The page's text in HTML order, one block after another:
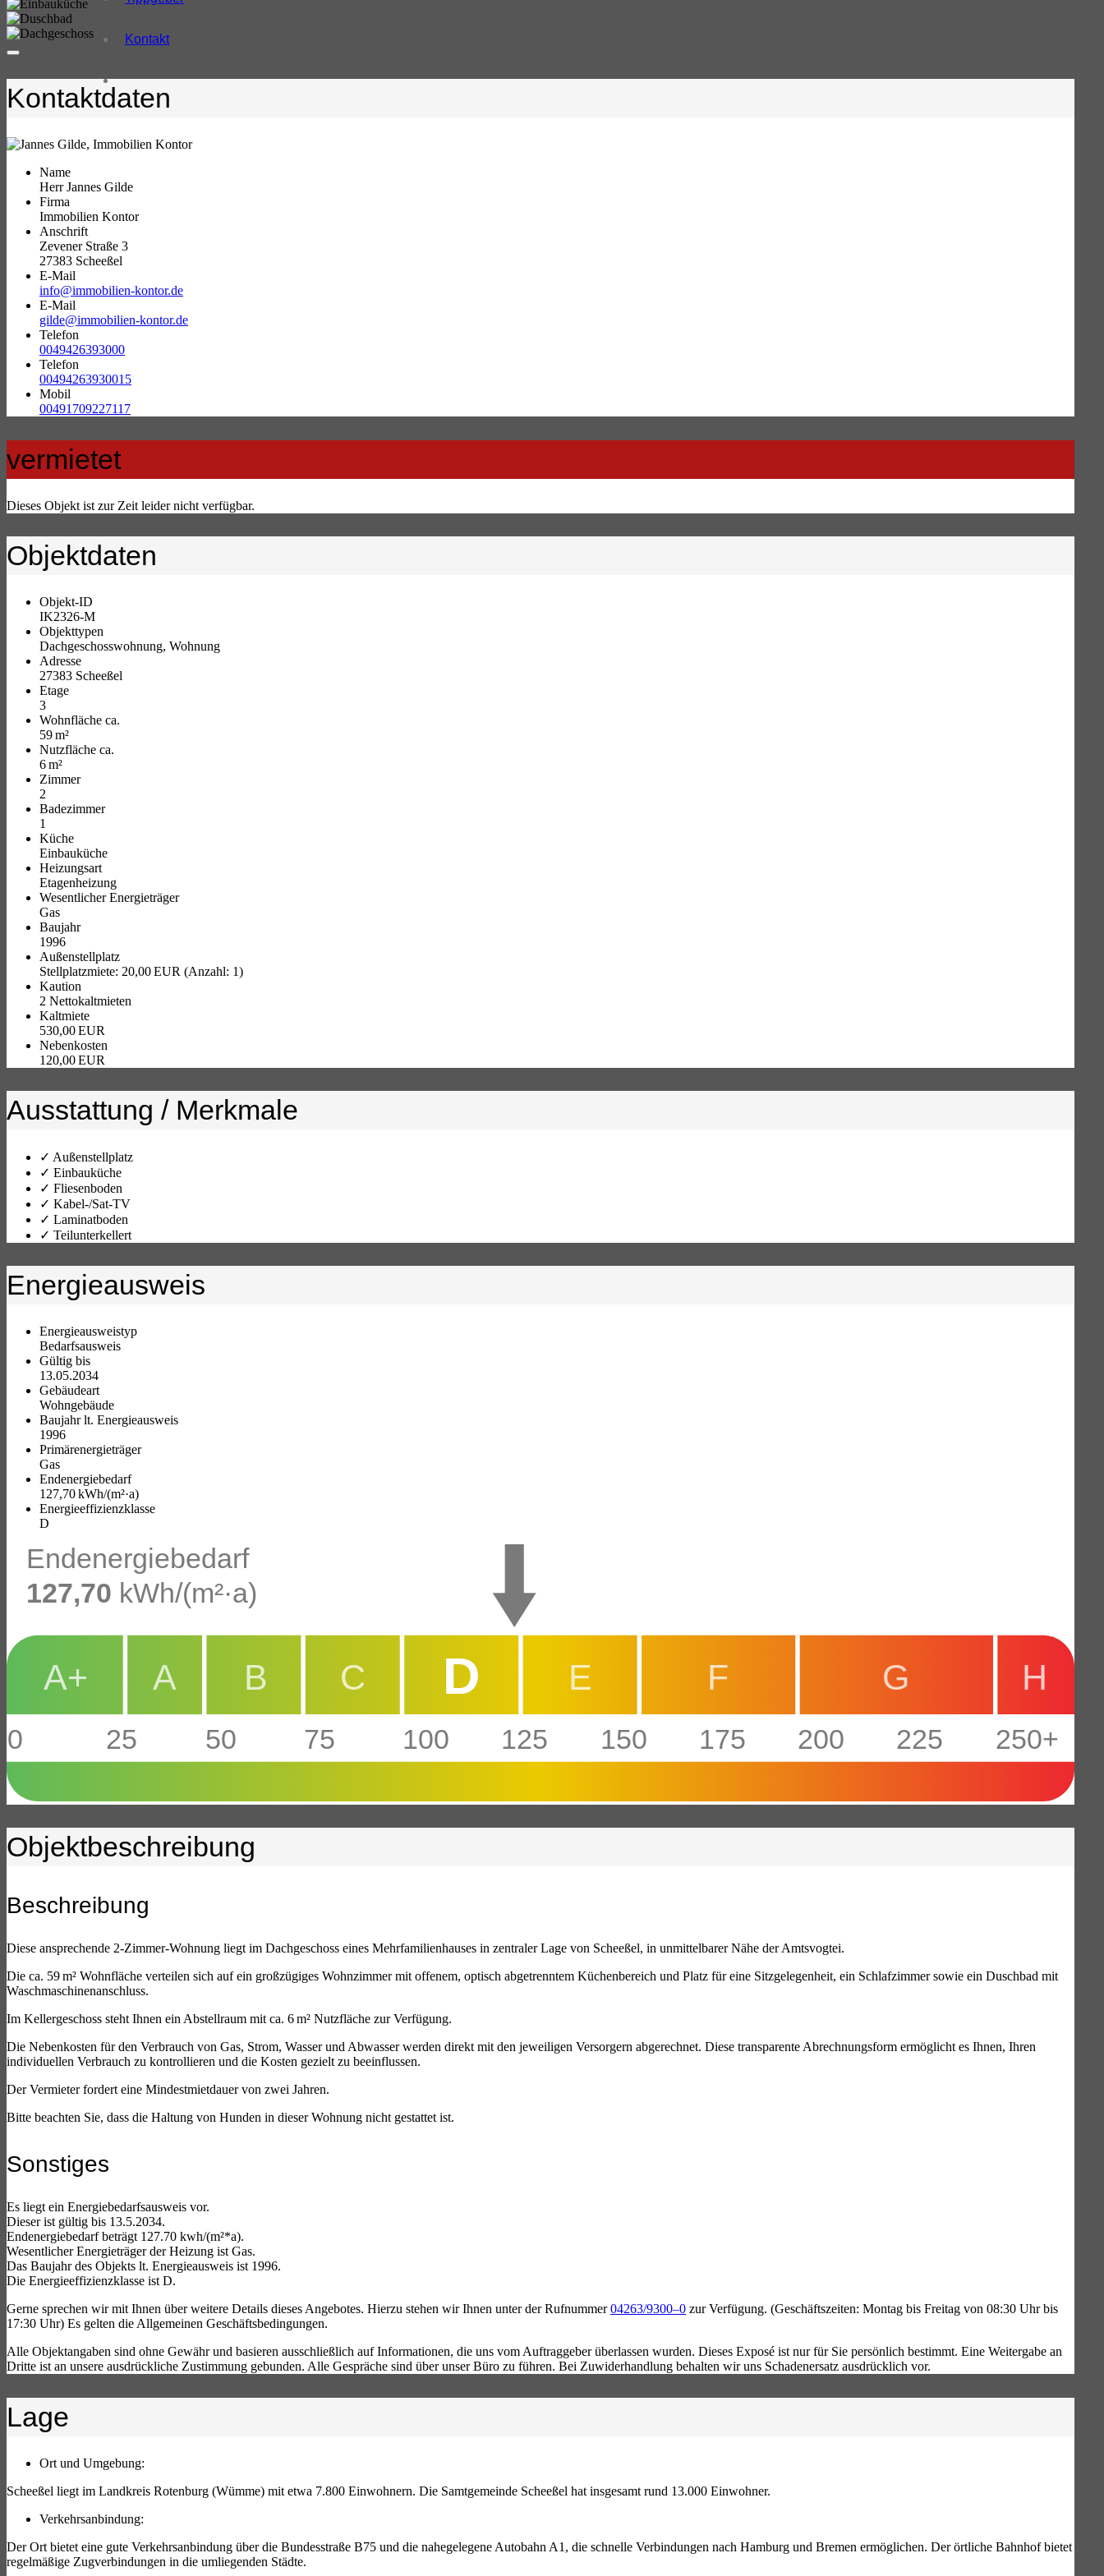
Kontakt
Kontaktdaten
Name
Herr Jannes Gilde
Firma
Immobilien Kontor
Anschrift
Zevener Straße 3
27383 Scheeßel
E-Mail
info@immobilien-kontor.de
E-Mail
gilde@immobilien-kontor.de
Telefon
0049426393000
Telefon
00494263930015
Mobil
00491709227117
vermietet
Dieses Objekt ist zur Zeit leider nicht verfügbar.
Objektdaten
Objekt-ID
IK2326-M
Objekttypen
Dachgeschosswohnung, Wohnung
Adresse
27383 Scheeßel
Etage
3
Wohnfläche ca.
59 m²
Nutzfläche ca.
6 m²
Zimmer
2
Badezimmer
1
Küche
Einbauküche
Heizungsart
Etagenheizung
Wesentlicher Energieträger
Gas
Baujahr
1996
Außen­stellplatz
Stellplatzmiete: 20,00 EUR (Anzahl: 1)
Kaution
2 Nettokaltmieten
Kaltmiete
530,00 EUR
Nebenkosten
120,00 EUR
Ausstattung / Merkmale
✓ Außenstellplatz
✓ Einbauküche
✓ Fliesenboden
✓ Kabel-/Sat-TV
✓ Laminatboden
✓ Teilunterkellert
Energieausweis
Energieausweistyp
Bedarfs­ausweis
Gültig bis
13.05.2034
Gebäudeart
Wohngebäude
Baujahr lt. Energieausweis
1996
Primärenergieträger
Gas
Endenergie­bedarf
127,70 kWh/(m²·a)
Energie­effizienz­klasse
D
0 25 50 75 100 125 150 175 200 225 250+
H
G
F
E
C
B
A
A+ D
Endenergiebedarf
127,70 kWh/(m²·a)
Objekt­beschreibung
Beschreibung
Diese ansprechende 2-Zimmer-Wohnung liegt im Dachgeschoss eines Mehrfamilienhauses in zentraler Lage von Scheeßel, in unmittelbarer Nähe der Amtsvogtei.
Die ca. 59 m² Wohnfläche verteilen sich auf ein großzügiges Wohnzimmer mit offenem, optisch abgetrenntem Küchenbereich und Platz für eine Sitzgelegenheit, ein Schlafzimmer sowie ein Duschbad mit
Waschmaschinenanschluss.
Im Kellergeschoss steht Ihnen ein Abstellraum mit ca. 6 m² Nutzfläche zur Verfügung.
Die Nebenkosten für den Verbrauch von Gas, Strom, Wasser und Abwasser werden direkt mit den jeweiligen Versorgern abgerechnet. Diese transparente Abrechnungsform ermöglicht es Ihnen, Ihren
individuellen Verbrauch zu kontrollieren und die Kosten gezielt zu beeinflussen.
Der Vermieter fordert eine Mindestmietdauer von zwei Jahren.
Bitte beachten Sie, dass die Haltung von Hunden in dieser Wohnung nicht gestattet ist.
Sonstiges
Es liegt ein Energiebedarfsausweis vor.
Dieser ist gültig bis 13.5.2034.
Endenergiebedarf beträgt 127.70 kwh/(m²*a).
Wesentlicher Energieträger der Heizung ist Gas.
Das Baujahr des Objekts lt. Energieausweis ist 1996.
Die Energieeffizienzklasse ist D.
Gerne sprechen wir mit Ihnen über weitere Details dieses Angebotes. Hierzu stehen wir Ihnen unter der Rufnummer04263/9300–0 zur Verfügung. (Geschäftszeiten: Montag bis Freitag von 08:30 Uhr bis
17:30 Uhr) Es gelten die Allgemeinen Geschäftsbedingungen.
Alle Objektangaben sind ohne Gewähr und basieren ausschließlich auf Informationen, die uns vom Auftraggeber überlassen wurden. Dieses Exposé ist nur für Sie persönlich bestimmt. Eine Weitergabe an
Dritte ist an unsere ausdrückliche Zustimmung gebunden. Alle Gespräche sind über unser Büro zu führen. Bei Zuwiderhandlung behalten wir uns Schadenersatz ausdrücklich vor.
Lage
Ort und Umgebung:
Scheeßel liegt im Landkreis Rotenburg (Wümme) mit etwa 7.800 Einwohnern. Die Samtgemeinde Scheeßel hat insgesamt rund 13.000 Einwohner.
Verkehrsanbindung:
Der Ort bietet eine gute Verkehrsanbindung über die Bundesstraße B75 und die nahegelegene Autobahn A1, die schnelle Verbindungen nach Hamburg und Bremen ermöglichen. Der örtliche Bahnhof bietet
regelmäßige Zugverbindungen in die umliegenden Städte.